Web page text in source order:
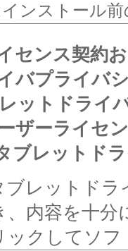
ンストール
センス契約
バプライバ
ットドライ
ザーライセ
ブレットド
レットド
内容を十分
ックしてソ